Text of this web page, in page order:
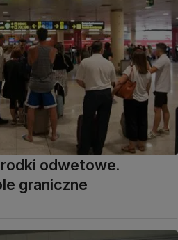
odwetowe.
graniczne